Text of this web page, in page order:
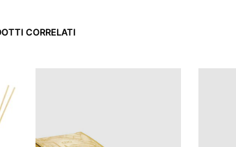
CORRELATI